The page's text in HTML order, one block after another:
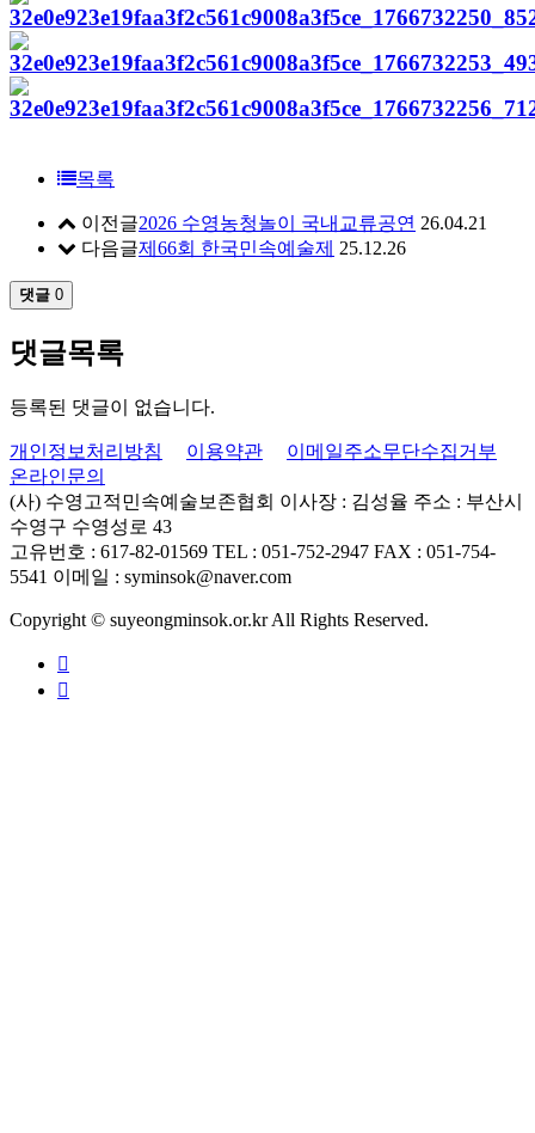
목록
이전글2026 수영농청놀이 국내교류공연 26.04.21
다음글제66회 한국민속예술제 25.12.26
댓글 0
댓글목록
등록된 댓글이 없습니다.
개인정보처리방침 이용약관
이메일주소무단수집거부
온라인문의
(사) 수영고적민속예술보존협회 이사장 : 김성율 주소 : 부산시
수영구 수영성로 43
고유번호 : 617-82-01569 TEL : 051-752-2947 FAX : 051-754-
5541 이메일 : syminsok@naver.com
Copyright © suyeongminsok.or.kr All Rights Reserved.